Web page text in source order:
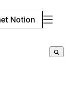
Notion